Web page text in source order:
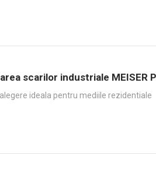
scarilor industriale MEISER
ideala pentru mediile rezidentiale